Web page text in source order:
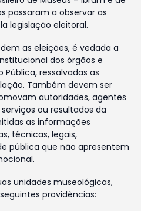
passaram a observar as
legislação eleitoral.
as eleições, é vedada a
dos órgãos e
ressalvadas as
Também devem ser
autoridades, agentes
ou resultados da
as informações
técnicas, legais,
pública que não apresentem
unidades museológicas,
providências: